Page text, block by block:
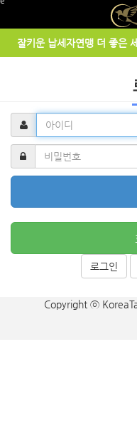
잘키운 납세자연맹 더 좋은
로그인
Copyright ⓒ